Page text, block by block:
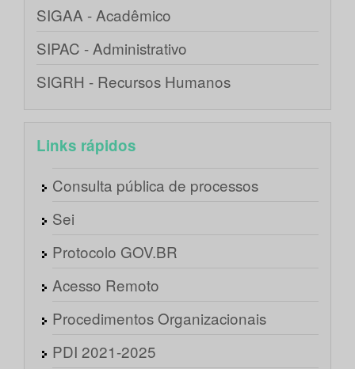
SIGAA - Acadêmico
SIPAC - Administrativo
SIGRH - Recursos Humanos
Links rápidos
Consulta pública de processos
Sei
Protocolo GOV.BR
Acesso Remoto
Procedimentos Organizacionais
PDI 2021-2025